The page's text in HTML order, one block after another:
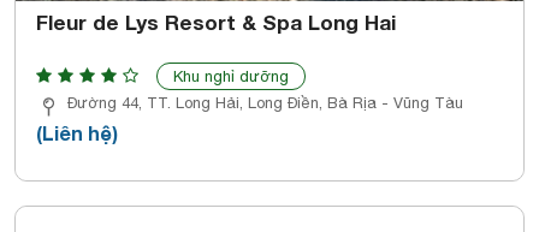
Fleur de Lys Resort & Spa Long Hai
Khu nghỉ dưỡng
Đường 44, TT. Long Hải, Long Điền, Bà Rịa - Vũng Tàu
(Liên hệ)